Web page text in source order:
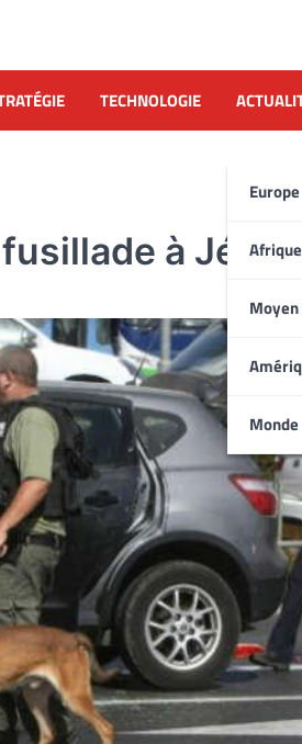
TECHNOLOGIE
Europe
Afrique
Monde
à